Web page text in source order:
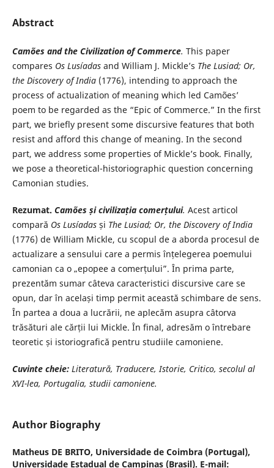
Abstract
Camões and the Civilization of Commerce. This paper
compares Os Lusíadasand William J. Mickle’s The Lusiad; Or,
the Discovery of India(1776), intending to approach the
process of actualization of meaning which led Camões’
poem to be regarded as the “Epic of Commerce.” In the first
part, we briefly present some discursive features that both
resist and afford this change of meaning. In the second
part, we address some properties of Mickle’s book. Finally,
we pose a theoretical-historiographic question concerning
Camonian studies.
Rezumat. Camões și civilizația comerțului. Acest articol
compară Os Lusíadas și The Lusiad; Or, the Discovery of India
(1776) de William Mickle, cu scopul de a aborda procesul de
actualizare a sensului care a permis înțelegerea poemului
camonian ca o „epopee a comerțului”. În prima parte,
prezentăm sumar câteva caracteristici discursive care se
opun, dar în același timp permit această schimbare de sens.
În partea a doua a lucrării, ne aplecăm asupra câtorva
trăsături ale cărții lui Mickle. În final, adresăm o întrebare
teoretic și istoriografică pentru studiile camoniene.
Cuvinte cheie:Literatură, Traducere, Istorie, Critico, secolul al
XVI-lea, Portugalia, studii camoniene.
Author Biography
Matheus DE BRITO, Universidade de Coimbra (Portugal),
Universidade Estadual de Campinas (Brasil). E-mail: